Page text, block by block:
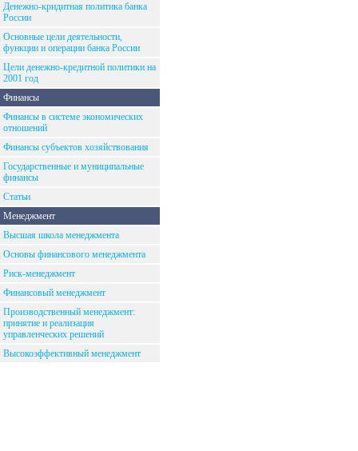
Денежно-кридитная политика банка
России
Основные цели деятельности,
функции и операции банка России
Цели денежно-кредитной политики на
2001 год
Финансы
Финансы в системе экономических
отношений
Финансы субъектов хозяйствования
Государственные и муниципальные
финансы
Статьи
Менеджмент
Высшая школа менеджмента
Основы финансового менеджмента
Риск-менеджмент
Финансовый менеджмент
Производственный менеджмент:
принятие и реализация
управленческих решений
Высокоэффективный менеджмент